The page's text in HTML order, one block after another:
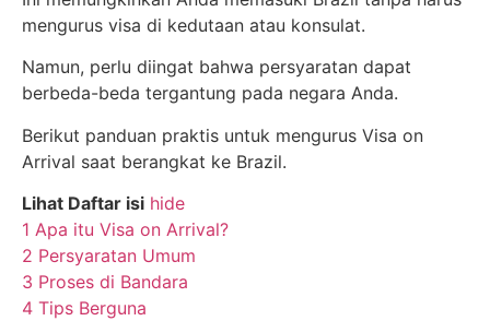
mengurus visa di kedutaan atau konsulat.
Namun, perlu diingat bahwa persyaratan dapat
berbeda-beda tergantung pada negara Anda.
Berikut panduan praktis untuk mengurus Visa on
Arrival saat berangkat ke Brazil.
Lihat Daftar isi hide
1 Apa itu Visa on Arrival?
2 Persyaratan Umum
3 Proses di Bandara
4 Tips Berguna